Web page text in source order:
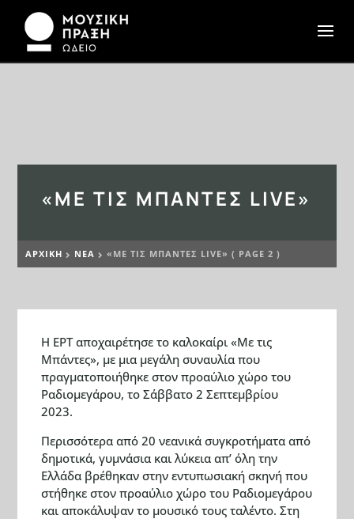
«ΜΕ ΤΙΣ ΜΠΆΝΤΕΣ LIVE»
ΑΡΧΙΚΉ  ΝΕΆ  «ΜΕ ΤΙΣ ΜΠΆΝΤΕΣ LIVE» ( PAGE 2 )
Η ΕΡΤ αποχαιρέτησε το καλοκαίρι «Με τις
Μπάντες», με μια μεγάλη συναυλία που
πραγματοποιήθηκε στον προαύλιο χώρο του
Ραδιομεγάρου, το Σάββατο 2 Σεπτεμβρίου
2023.
Περισσότερα από 20 νεανικά συγκροτήματα από
δημοτικά, γυμνάσια και λύκεια απ’ όλη την
Ελλάδα βρέθηκαν στην εντυπωσιακή σκηνή που
στήθηκε στον προαύλιο χώρο του Ραδιομεγάρου
και αποκάλυψαν το μουσικό τους ταλέντο. Στη